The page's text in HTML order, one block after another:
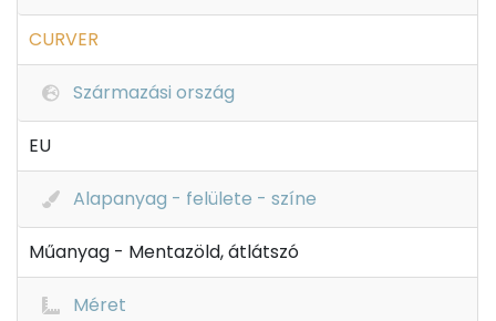
CURVER
Származási ország
EU
Alapanyag - felülete - színe
Műanyag - Mentazöld, átlátszó
Méret